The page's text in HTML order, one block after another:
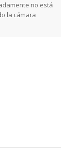
no está
la cámara